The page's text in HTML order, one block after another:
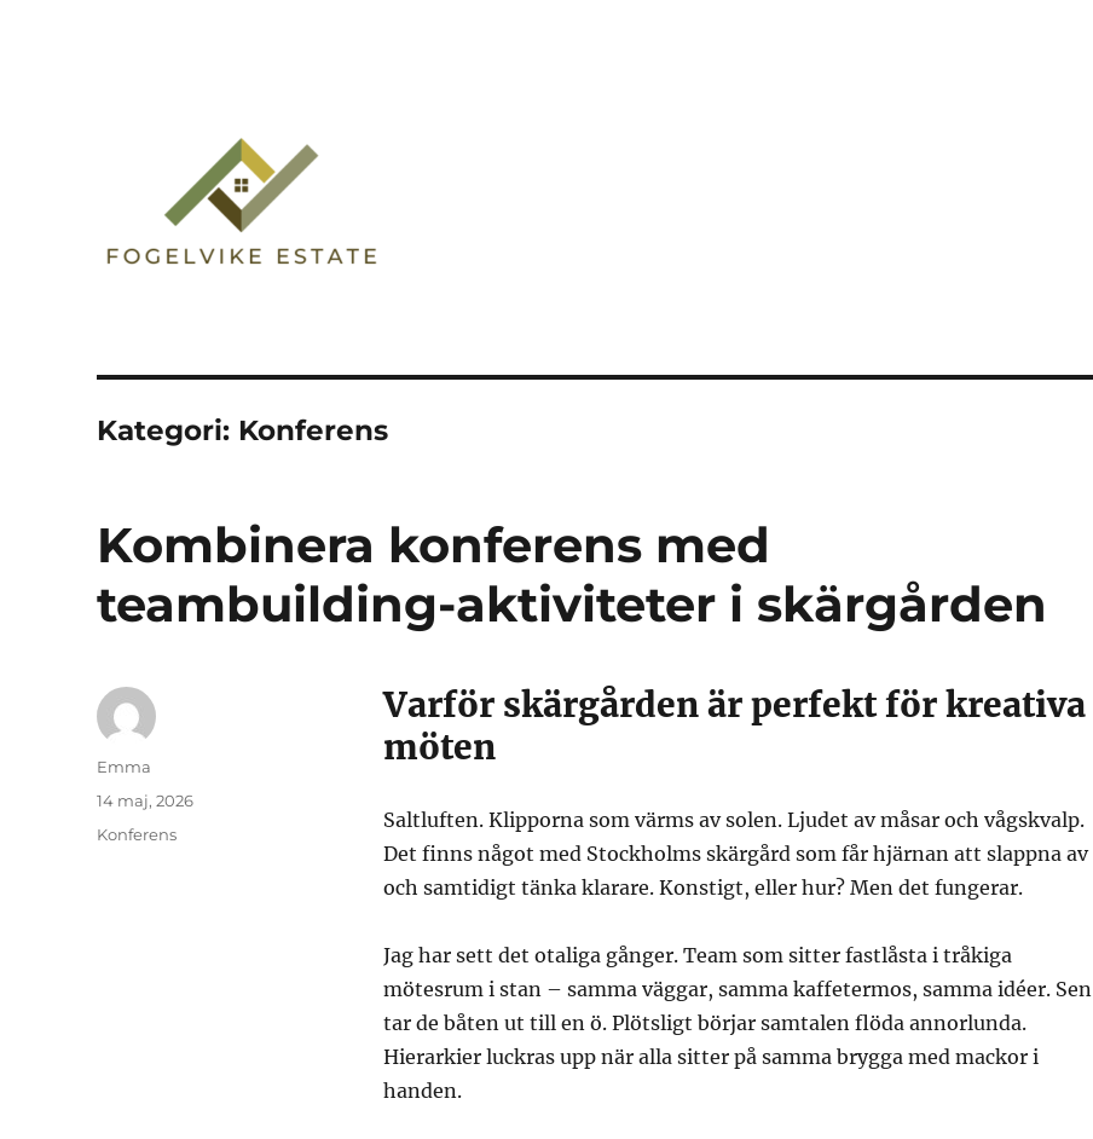
Kategori: Konferens
Kombinera konferens med
teambuilding-aktiviteter i skärgården
Varför skärgården är perfekt för kreativa
möten
Saltluften. Klipporna som värms av solen. Ljudet av måsar och vågskvalp.
Det finns något med Stockholms skärgård som får hjärnan att slappna av
och samtidigt tänka klarare. Konstigt, eller hur? Men det fungerar.
Jag har sett det otaliga gånger. Team som sitter fastlåsta i tråkiga
mötesrum i stan – samma väggar, samma kaffetermos, samma idéer. Sen
tar de båten ut till en ö. Plötsligt börjar samtalen flöda annorlunda.
Hierarkier luckras upp när alla sitter på samma brygga med mackor i
handen.
Författare
Emma
Publicerat
14 maj, 2026
Kategorier
Konferens